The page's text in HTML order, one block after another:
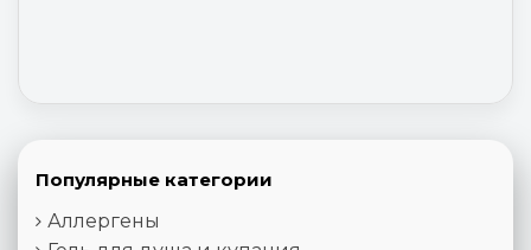
Популярные категории
Аллергены